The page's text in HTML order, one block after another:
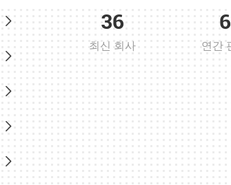





36
최신 회사 연간